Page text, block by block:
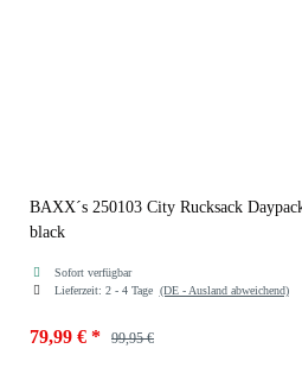
BAXX´s 250103 City Rucksack
black
Sofort verfügbar
Lieferzeit: 2 - 4 Tage (DE - Ausland abweichend)
79,99 € * 99,95 €